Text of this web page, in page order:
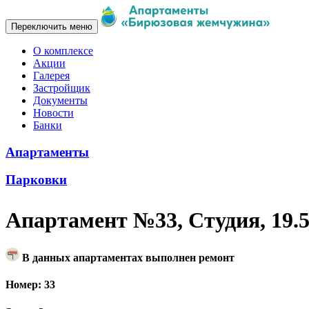
Переключить меню
О комплексе
Акции
Галерея
Застройщик
Документы
Новости
Банки
Апартаменты
Парковки
Апартамент №33, Студия,
В данных апартаментах выполнен ремонт
Номер: 33